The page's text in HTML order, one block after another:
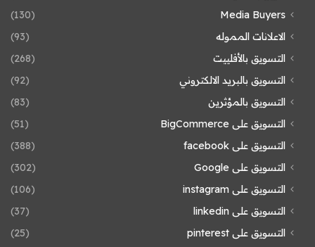
Media Buyers
(130)
الاعلانات المموله
(93)
التسويق بالأفلييت
(268)
التسويق بالبريد الالكتروني
(92)
التسويق بالمؤثرين
(83)
التسويق على BigCommerce
(51)
التسويق على facebook
(388)
التسويق على Google
(302)
التسويق على instagram
(106)
التسويق على linkedin
(37)
التسويق على pinterest
(25)